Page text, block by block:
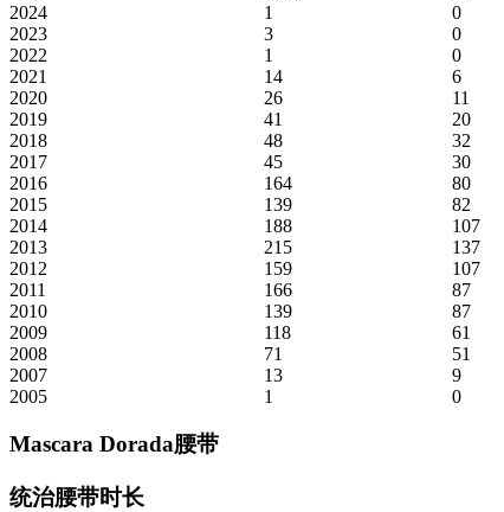
2024
1 0
2023
3 0
2022
1 0
2021
14 6
2020
26 11
2019
41 20
2018
48 32
2017
45 30
2016
164 80
2015
139 82
2014
188 107
2013
215 137
2012
159 107
2011
166 87
2010
139 87
2009
118 61
2008
71 51
2007
13 9
2005
1 0
Mascara Dorada腰带
统治腰带时长